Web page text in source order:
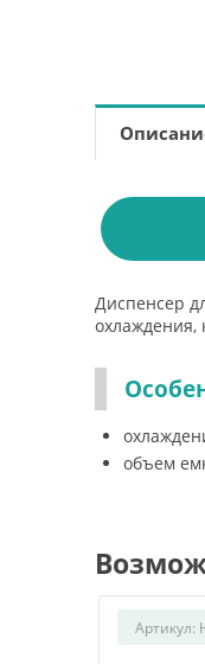
Диспенсер
охлаждения,
объем
Артикул: